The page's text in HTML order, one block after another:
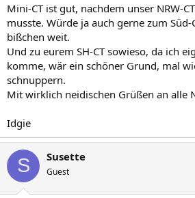
Mini-CT ist gut, nachdem unser NRW-
musste. Würde ja auch gerne zum Süd-
bißchen weit.
Und zu eurem SH-CT sowieso, da ich
komme, wär ein schöner Grund, mal
schnuppern.
Mit wirklich neidischen Grüßen an alle
Idgie
S Susette
Guest